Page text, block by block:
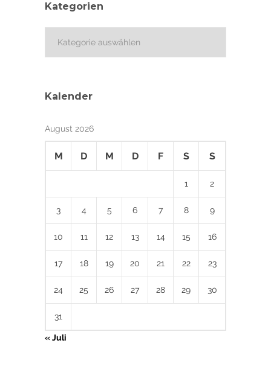
Kategorien
Kalender
August 2026
M D M D F S S
1 2
3 4 5 6 7 8 9
10 11 12 13 14 15 16
17 18 19 20 21 22 23
24 25 26 27 28 29 30
31
« Juli